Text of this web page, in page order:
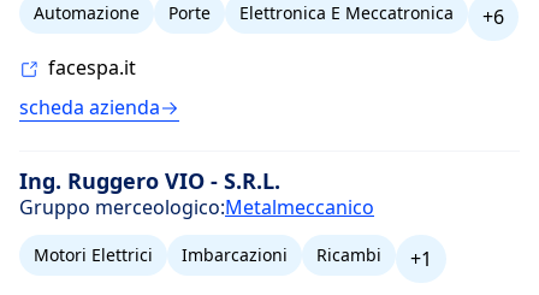
Automazione Porte Elettronica E Meccatronica
+6
facespa.it
scheda azienda
Ing. Ruggero VIO - S.R.L.
Gruppo merceologico:Metalmeccanico
Motori Elettrici Imbarcazioni Ricambi
+1